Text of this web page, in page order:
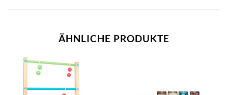
ÄHNLICHE PRODUKTE